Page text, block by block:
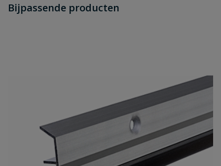
dit product?
Schrijf zelf een beoordeling
Bijpassende producten